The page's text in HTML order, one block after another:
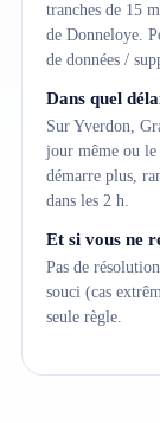
tranches de 15
de Donneloye.
de données /
Dans quel
Sur Yverdon,
jour même ou le
démarre plus,
dans les 2 h.
Et si vous ne
Pas de
souci (cas
seule règle.